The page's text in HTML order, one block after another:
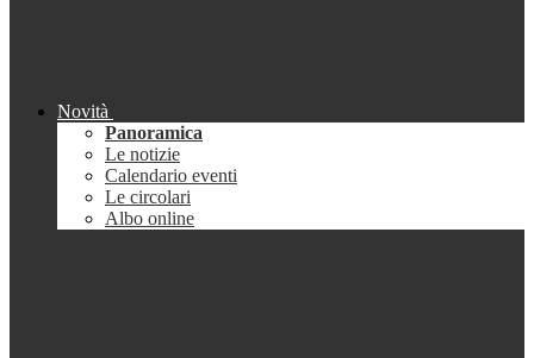
Novità
Panoramica
Le notizie
Calendario eventi
Le circolari
Albo online